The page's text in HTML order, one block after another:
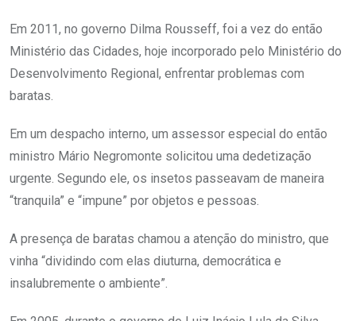
Em 2011, no governo Dilma Rousseff, foi a vez do então
Ministério das Cidades, hoje incorporado pelo Ministério do
Desenvolvimento Regional, enfrentar problemas com
baratas.
Em um despacho interno, um assessor especial do então
ministro Mário Negromonte solicitou uma dedetização
urgente. Segundo ele, os insetos passeavam de maneira
“tranquila” e “impune” por objetos e pessoas.
A presença de baratas chamou a atenção do ministro, que
vinha “dividindo com elas diuturna, democrática e
insalubremente o ambiente”.